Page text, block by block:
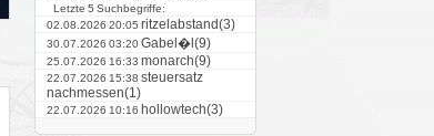
Letzte 5 Suchbegriffe:
02.08.2026 20:05 ritzelabstand(3)
30.07.2026 03:20Gabel�l(9)
25.07.2026 16:33 monarch(9)
22.07.2026 15:38 steuersatz
nachmessen(1)
22.07.2026 10:16 hollowtech(3)